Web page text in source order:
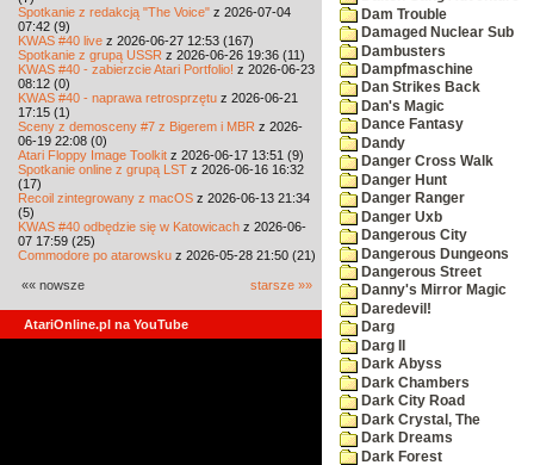
Spotkanie z redakcją "The Voice" z 2026-07-04
07:42 (9)
KWAS #40 live z 2026-06-27 12:53 (167)
Spotkanie z grupą USSR z 2026-06-26 19:36 (11)
KWAS #40 - zabierzcie Atari Portfolio! z 2026-06-23
08:12 (0)
KWAS #40 - naprawa retrosprzętu z 2026-06-21
17:15 (1)
Sceny z demosceny #7 z Bigerem i MBR z 2026-
06-19 22:08 (0)
Atari Floppy Image Toolkit z 2026-06-17 13:51 (9)
Spotkanie online z grupą LST z 2026-06-16 16:32
(17)
Recoil zintegrowany z macOS z 2026-06-13 21:34
(5)
KWAS #40 odbędzie się w Katowicach z 2026-06-
07 17:59 (25)
Commodore po atarowsku z 2026-05-28 21:50 (21)
«« nowsze starsze »»
AtariOnline.pl na YouTube
Dam Trouble
Damaged Nuclear Sub
Dambusters
Dampfmaschine
Dan Strikes Back
Dan's Magic
Dance Fantasy
Dandy
Danger Cross Walk
Danger Hunt
Danger Ranger
Danger Uxb
Dangerous City
Dangerous Dungeons
Dangerous Street
Danny's Mirror Magic
Daredevil!
Darg
Darg II
Dark Abyss
Dark Chambers
Dark City Road
Dark Crystal, The
Dark Dreams
Dark Forest